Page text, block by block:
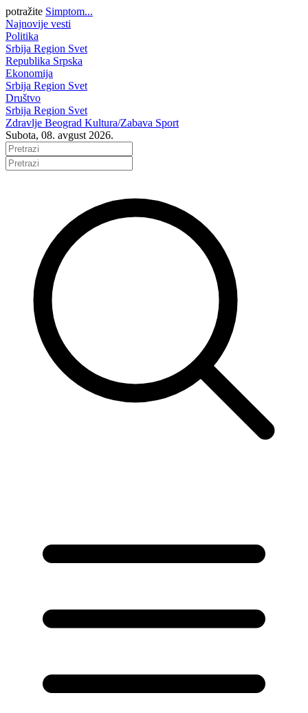
potražite Simptom...
Najnovije vesti
Politika
Srbija Region Svet
Republika Srpska
Ekonomija
Srbija Region Svet
Društvo
Srbija Region Svet
Zdravlje Beograd Kultura/Zabava Sport
Subota, 08. avgust 2026.